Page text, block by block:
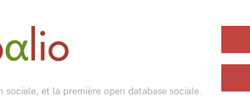
et la première open database sociale.